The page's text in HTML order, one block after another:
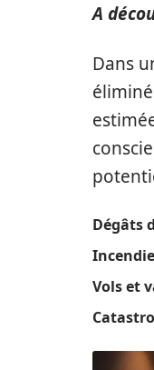
A
Dans
Dégâts
Vols et